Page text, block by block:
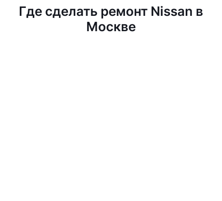
Где сделать ремонт Nissan в
Москве